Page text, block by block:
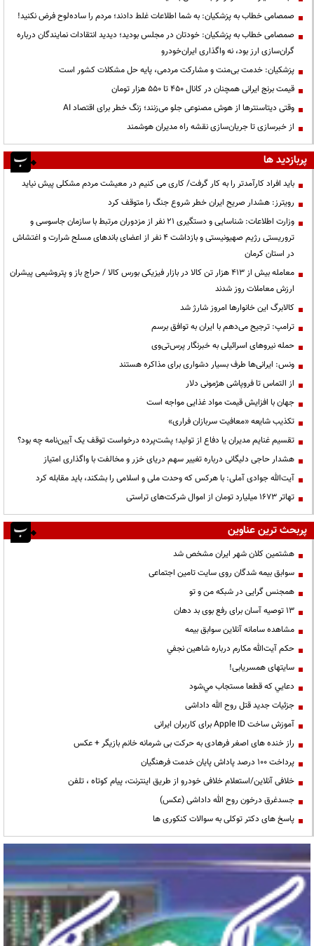
صمصامی خطاب به پزشکیان: به شما اطلاعات غلط دادند؛ مردم را ساده‌لوح فرض نکنید!
صمصامی خطاب به پزشکیان: خودتان در مجلس بودید؛ دیدید انتقادات نمایندگان درباره
گران‌سازی ارز بود، نه واگذاری ایران‌خودرو
پزشکیان: خدمت بی‌منت و مشارکت مردمی، پایه حل مشکلات کشور است
قیمت‌ برنج ایرانی همچنان در کانال ۴۵۰ تا ۵۵۰ هزار تومان
وقتی دیتاسنترها از هوش مصنوعی جلو می‌زنند؛ زنگ خطر برای اقتصاد AI
از خبرسازی تا جریان‌سازی نقشه راه مدیران هوشمند
پربازدید ها
باید افراد کارآمدتر را به کار گرفت/ کاری می کنیم در معیشت مردم مشکلی پیش نیاید
رویترز: هشدار صریح ایران خطر شروع جنگ را متوقف کرد
وزارت اطلاعات: شناسایی و دستگیری ۲۱ نفر از مزدوران مرتبط با سازمان جاسوسی و
تروریستی رژیم صهیونیستی و بازداشت ۴ نفر از اعضای باندهای مسلح شرارت و اغتشاش
در استان کرمان
معامله بیش از ۴۱۳ هزار تن کالا در بازار فیزیکی بورس کالا / حراج باز و پتروشیمی پیشران
ارزش معاملات روز شدند
کالابرگ این خانوارها امروز شارژ شد
ترامپ: ترجیح می‌دهم با ایران به توافق برسم
حمله نیروهای اسرائیلی به خبرنگار پرس‌تی‌وی
ونس: ایرانی‌ها طرف بسیار دشواری برای مذاکره هستند
از التماس تا فروپاشی هژمونی دلار
جهان با افزایش قیمت مواد غذایی مواجه است
تکذیب شایعه «معافیت سربازان فراری»
تقسیم غنایم مدیران یا دفاع از تولید؛ پشت‌پرده درخواست توقف یک آیین‌نامه چه بود؟
هشدار حاجی دلیگانی درباره تغییر سهم دریای خزر و مخالفت با واگذاری امتیاز
آیت‌الله جوادی آملی: با هرکس که وحدت ملی و اسلامی را بشکند، باید مقابله کرد
تهاتر ۱۶۷۳ میلیارد تومان از اموال شرکت‌های تراستی
پربحث ترین عناوین
هشتمین کلان شهر ایران مشخص شد
سوابق بیمه شدگان روی سایت تامین اجتماعی
همجنس گرایی در شبکه من و تو
13 توصیه آسان برای رفع بوی بد دهان
مشاهده سامانه آنلاين سوابق بیمه
حكم آيت‌الله مكارم درباره شاهين نجفي
سایتهای همسریابی!
دعايي كه قطعا مستجاب مي‌شود
جزئیات جدید قتل روح الله داداشی
آموزش ساخت Apple ID برای کاربران ایرانی
راز خنده های اصغر فرهادی به حرکت بی شرمانه خانم بازیگر + عکس
پرداخت ۱۰۰ درصد پاداش پایان خدمت فرهنگیان
خلافی آنلاین/استعلام خلافی خودرو از طریق اینترنت، پیام کوتاه ، تلفن
جسدغرق درخون روح الله داداشی (عکس)
پاسخ های دکتر توکلی به سوالات کنکوری ها